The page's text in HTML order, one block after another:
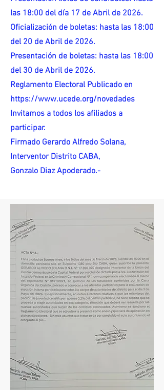
las 18:00 del día 17 de Abril de 2026.
Oficialización de boletas: hasta las 18:00
del 20 de Abril de 2026.
Presentación de boletas: hasta las 18:00
del 30 de Abril de 2026.
Reglamento Electoral Publicado en
https://www.ucede.org/novedades
Invitamos a todos los afiliados a
participar.
Firmado Gerardo Alfredo Solana,
Interventor Distrito CABA,
Gonzalo Diaz Apoderado.-